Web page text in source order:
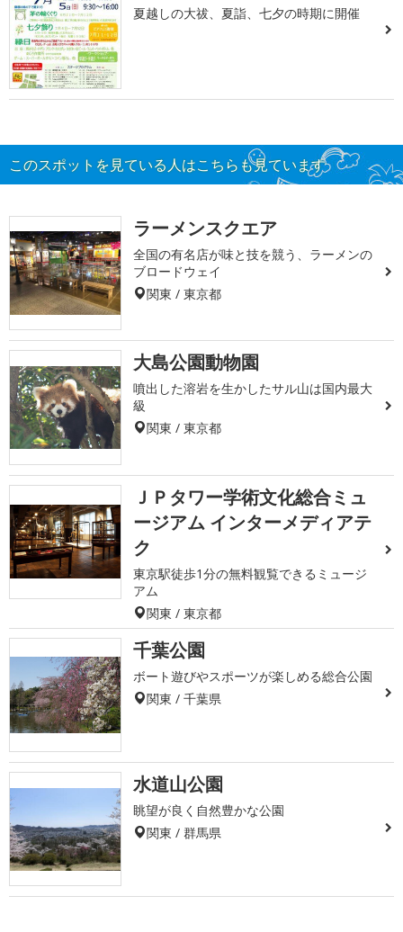
夏越しの大祓、夏詣、七夕の時期に開催
このスポットを見ている人はこちらも見ています
ラーメンスクエア
全国の有名店が味と技を競う、ラーメンの
ブロードウェイ
関東 / 東京都
大島公園動物園
噴出した溶岩を生かしたサル山は国内最大
級
関東 / 東京都
ＪＰタワー学術文化総合ミュ
ージアム インターメディアテ
ク
東京駅徒歩1分の無料観覧できるミュージ
アム
関東 / 東京都
千葉公園
ボート遊びやスポーツが楽しめる総合公園
関東 / 千葉県
水道山公園
眺望が良く自然豊かな公園
関東 / 群馬県